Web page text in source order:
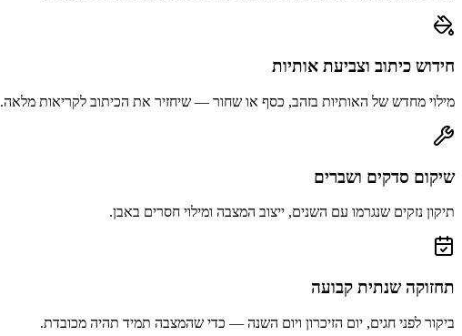
חידוש כיתוב וצביעת אותיות
מילוי מחדש של האותיות בזהב, כסף או שחור — שיחזיר את הכיתוב לקריאות מלאה.
שיקום סדקים ושברים
תיקון נזקים שנגרמו עם השנים, ייצוב המצבה ומילוי חסרים באבן.
תחזוקה שנתית קבועה
ביקור לפני חגים, יום הזיכרון ויום השנה — כדי שהמצבה תמיד תהיה מכובדת.